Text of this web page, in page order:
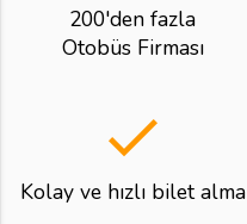
200'den fazla
Otobüs Firması
done
Kolay ve hızlı bilet alma